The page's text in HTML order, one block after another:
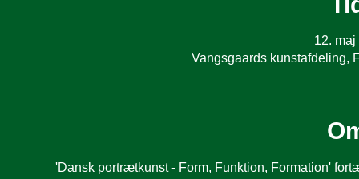
12.
Vangsgaards kunstafdeling,
'Dansk portrætkunst - Form, Funktion, Formation'